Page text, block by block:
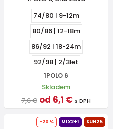
74/80 | 9-12m
80/86 | 12-18m
86/92 | 18-24m
92/98 | 2/3let
1POLO 6
Skladem
7,6 € od 6,1 € s DPH
-20% MIX2+1 SUN25